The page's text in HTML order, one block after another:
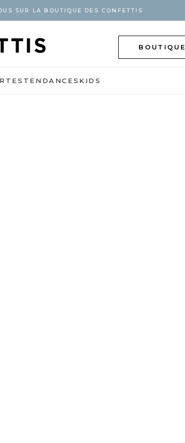
SUR LA BOUTIQUE DES CONFETTIS
BOUTIQUE
TENDANCES KIDS